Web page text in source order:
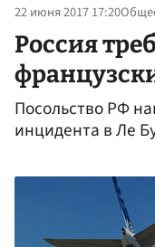
22 июня 2017 17:20
Россия
Посольство РФ
инцидента в Ле